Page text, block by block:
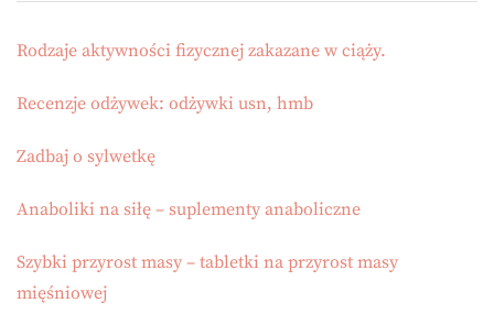
Rodzaje aktywności fizycznej zakazane w ciąży.
Recenzje odżywek: odżywki usn, hmb
Zadbaj o sylwetkę
Anaboliki na siłę – suplementy anaboliczne
Szybki przyrost masy – tabletki na przyrost masy
mięśniowej